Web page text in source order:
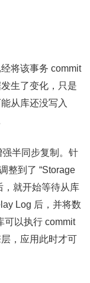
将该事务 commit
生了变化，只是
从库还没写入
半同步复制。针
整到了 “Storage
，就开始等待从库
Log 后，并将数
可以执行 commit
，应用此时才可